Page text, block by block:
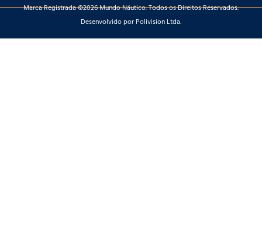
Marca Registrada ©2026 Mundo Náutico. Todos os Direitos Reservados.
Desenvolvido por Polivision Ltda.